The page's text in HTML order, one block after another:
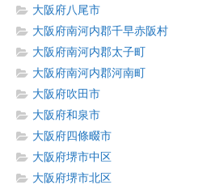
大阪府八尾市
大阪府南河内郡千早赤阪村
大阪府南河内郡太子町
大阪府南河内郡河南町
大阪府吹田市
大阪府和泉市
大阪府四條畷市
大阪府堺市中区
大阪府堺市北区